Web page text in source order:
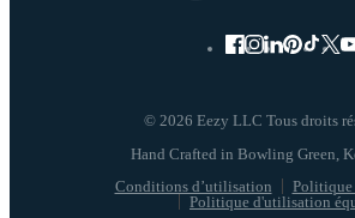
© 2026 Eezy LLC Tous droits
Conditions d’utilisation
Politique d'utilisation